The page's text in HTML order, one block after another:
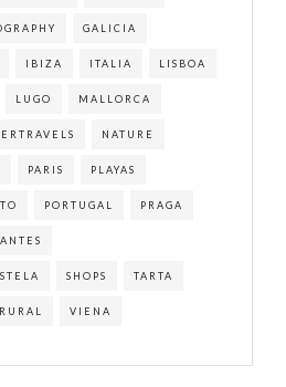
GALICIA
IBIZA ITALIA LISBOA
LUGO MALLORCA
NATURE
PARIS PLAYAS
PORTUGAL PRAGA
SHOPS TARTA
VIENA